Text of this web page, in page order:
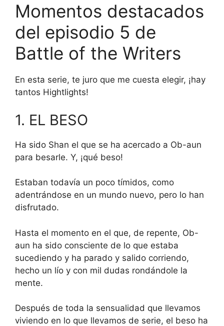
Momentos destacados
del episodio 5 de
Battle of the Writers
En esta serie, te juro que me cuesta elegir, ¡hay
tantos Hightlights!
1. EL BESO
Ha sido Shan el que se ha acercado a Ob-aun
para besarle. Y, ¡qué beso!
Estaban todavía un poco tímidos, como
adentrándose en un mundo nuevo, pero lo han
disfrutado.
Hasta el momento en el que, de repente, Ob-
aun ha sido consciente de lo que estaba
sucediendo y ha parado y salido corriendo,
hecho un lío y con mil dudas rondándole la
mente.
Después de toda la sensualidad que llevamos
viviendo en lo que llevamos de serie, el beso ha